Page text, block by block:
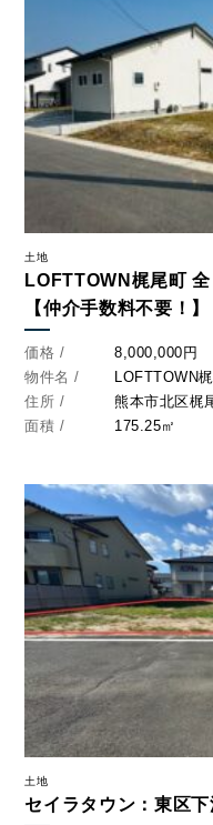
CONTACT お問い
コンタクト
096-211-
Follow us
土地
LOFTTOWN梶尾
【仲介手数料不要！】
価格 /
8,000,000円
物件名 /
LOFTTOWN
住所 /
熊本市北区梶
面積 /
175.25㎡
土地
セイラタウン：東区